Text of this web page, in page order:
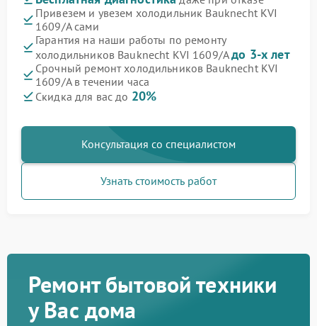
Привезем и увезем холодильник Bauknecht KVI
1609/A сами
Гарантия на наши работы по ремонту
холодильников Bauknecht KVI 1609/Aдо 3-х лет
Срочный ремонт холодильников Bauknecht KVI
1609/A в течении часа
Скидка для вас до 20%
Консультация со специалистом
Узнать стоимость работ
Ремонт бытовой техники
у Вас дома